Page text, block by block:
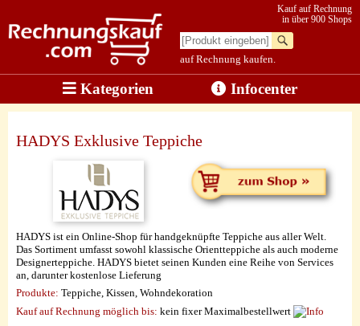
auf Rechnung kaufen.
Kauf auf Rechnung
in über 900 Shops
Kategorien Infocenter
HADYS Exklusive Teppiche
HADYS ist ein Online-Shop für handgeknüpfte Teppiche aus aller Welt.
Das Sortiment umfasst sowohl klassische Orientteppiche als auch moderne
Designerteppiche. HADYS bietet seinen Kunden eine Reihe von Services
an, darunter kostenlose Lieferung
Produkte: Teppiche, Kissen, Wohndekoration
Kauf auf Rechnung möglich bis: kein fixer Maximalbestellwert